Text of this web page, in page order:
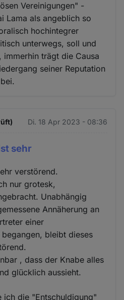
Vereinigungen" -
Lama als angeblich so
hochintegrer
unterwegs, soll und
immerhin trägt die Causa
seiner Reputation
Di. 18 Apr 2023 - 08:36
sehr
verstörend.
nur grotesk,
Unabhängig
Annäherung an
einer
bleibt dieses
, dass der Knabe alles
glücklich aussieht.
die "Entschuldigung"